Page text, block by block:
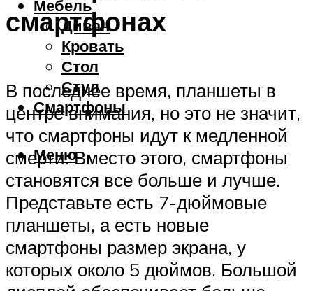
Мебель
Диван
Кровать
Стол
Стул
Смартфоны
Меню
смартфонах
В последнее время, планшеты в
центре внимания, но это не значит,
что смартфоны идут к медленной
смерти. Вместо этого, смартфоны
становятся все больше и лучше.
Представьте есть 7-дюймовые
планшеты, а есть новые
смартфоны размер экрана, у
которых около 5 дюймов. Большой